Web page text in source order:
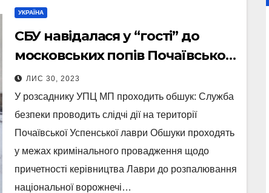
УКРАЇНА
СБУ навідалася у “гості” до
московських попів Почаївської
лаври (Фото)
ЛИС 30, 2023
У розсаднику УПЦ МП проходить обшук: Служба
безпеки проводить слідчі дії на території
Почаївської Успенської лаври Обшуки проходять
у межах кримінального провадження щодо
причетності керівництва Лаври до розпалювання
національної ворожнечі…